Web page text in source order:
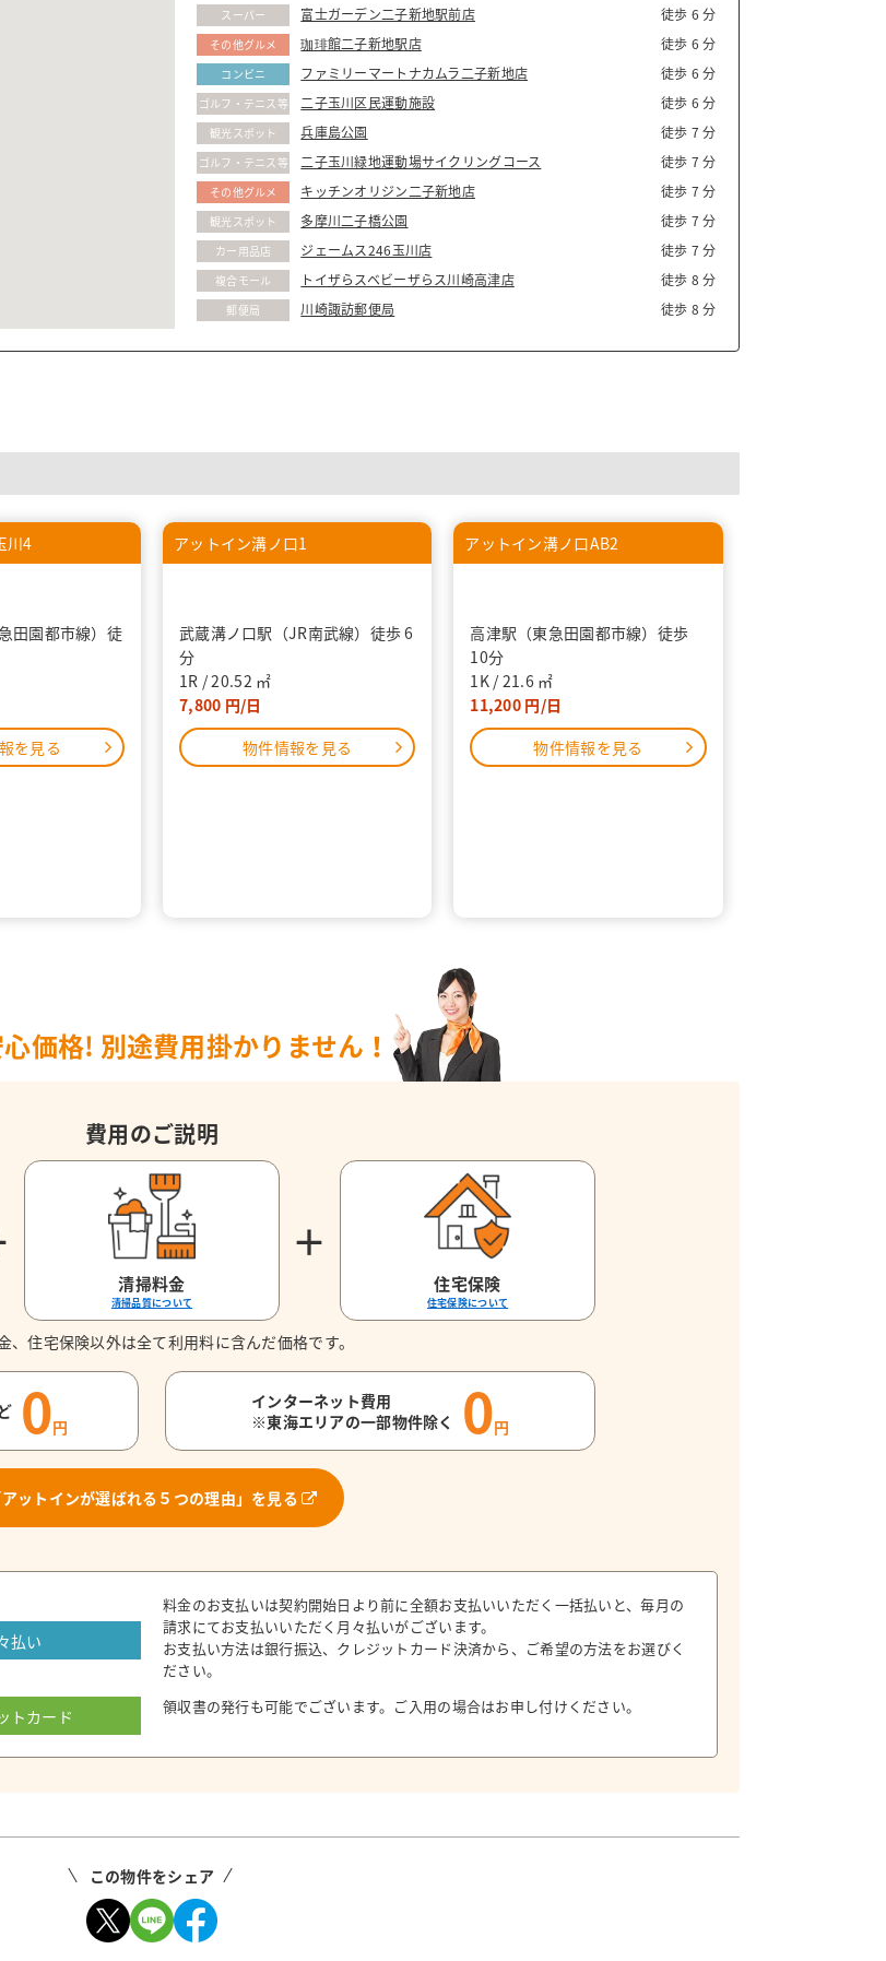
スーパー 富士ガーデン二子新地駅前店 徒歩 6 分
その他グルメ 珈琲館二子新地駅店 徒歩 6 分
コンビニ ファミリーマートナカムラ二子新地店 徒歩 6 分
ゴルフ・テニス等 二子玉川区民運動施設 徒歩 6 分
観光スポット 兵庫島公園 徒歩 7 分
ゴルフ・テニス等 二子玉川緑地運動場サイクリングコース 徒歩 7 分
その他グルメ キッチンオリジン二子新地店 徒歩 7 分
観光スポット 多摩川二子橋公園 徒歩 7 分
カー用品店 ジェームス246玉川店 徒歩 7 分
複合モール トイザらスベビーザらス川崎高津店 徒歩 8 分
郵便局 川崎諏訪郵便局 徒歩 8 分
川4
田園都市線）徒
アットイン溝ノ口1
武蔵溝ノ口駅（JR南武線）徒歩 6
アットイン溝ノ口AB2
高津駅（東急田園都市線）徒歩
価格! 別途費用掛かりません！
費用のご説明
清掃料金
清掃品質について
＋
住宅保険
住宅保険について
、住宅保険以外は全て利用料に含んだ価格です。
0円
インターネット費用
※東海エリアの一部物件除く
0円
アットインが選ばれる５つの理由」を見る
払い
トカード
料金のお支払いは契約開始日より前に全額お支払いいただく一括払いと、毎月の
請求にてお支払いいただく月々払いがございます。
お支払い方法は銀行振込、クレジットカード決済から、ご希望の方法をお選びく
ださい。
領収書の発行も可能でございます。ご入用の場合はお申し付けください。
この物件をシェア